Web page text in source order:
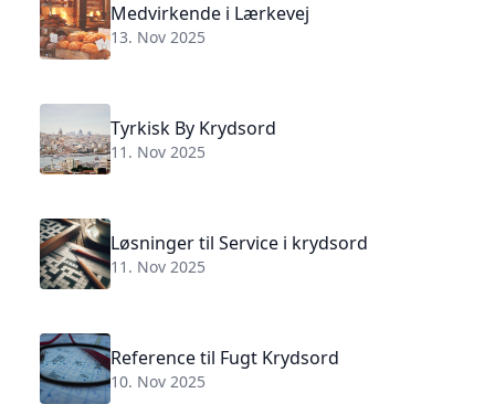
Medvirkende i Lærkevej
13. Nov 2025
Tyrkisk By Krydsord
11. Nov 2025
Løsninger til Service i krydsord
11. Nov 2025
Reference til Fugt Krydsord
10. Nov 2025